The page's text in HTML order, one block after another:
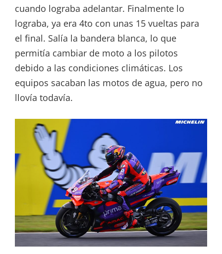
cuando lograba adelantar. Finalmente lo
lograba, ya era 4to con unas 15 vueltas para
el final. Salía la bandera blanca, lo que
permitía cambiar de moto a los pilotos
debido a las condiciones climáticas. Los
equipos sacaban las motos de agua, pero no
llovía todavía.